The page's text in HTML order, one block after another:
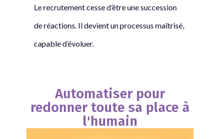
Le recrutement cesse d’être une succession
de réactions. Il devient un processus maîtrisé,
capable d’évoluer.
Automatiser pour
redonner toute sa place à
l'humain